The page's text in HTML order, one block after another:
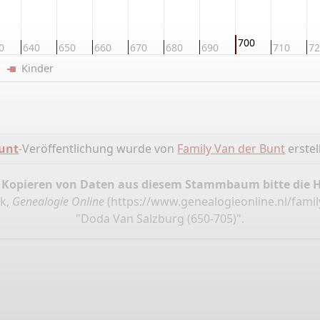
640 650 660 670 680 690 700 710
Kinder
-Veröffentlichung wurde von Family Van der Bunt
Kopieren von Daten aus diesem Stammbaum bitte die
Genealogie Online (https://www.genealogieonline.nl/
"Doda Van Salzburg (650-705)".